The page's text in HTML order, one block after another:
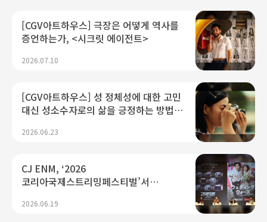
[CGV아트하우스] 극장은 어떻게 역사를
증언하는가, <시크릿 에이전트>
2026.07.10
[CGV아트하우스] 성 정체성에 대한 고민
대신 성소수자로의 삶을 긍정하는 방법,
2026.06.23
CJ ENM, ‘2026
코리아국제스트리밍페스티벌’서
기술 결합으로 글로벌 확장 가속"
2026.06.19